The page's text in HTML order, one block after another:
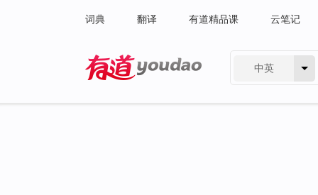
词典 翻译 有道精品课 云笔记
中英